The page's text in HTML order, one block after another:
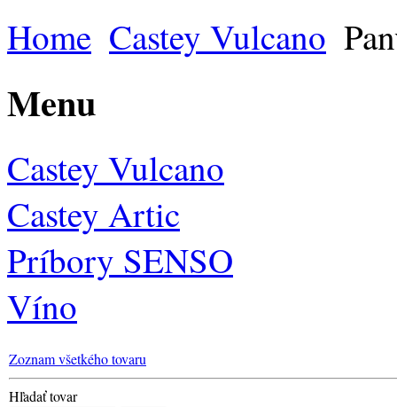
Home Castey Vulcano
Menu
Castey Vulcano
Castey Artic
Príbory SENSO
Víno
Zoznam všetkého tovaru
Hľadať tovar